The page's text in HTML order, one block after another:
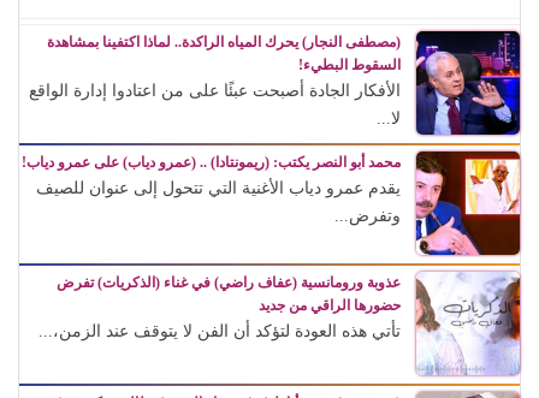
(مصطفى النجار) يحرك المياه الراكدة.. لماذا اكتفينا بمشاهدة
السقوط البطيء!
الأفكار الجادة أصبحت عبئًا على من اعتادوا إدارة الواقع
لا...
محمد أبو النصر يكتب: (ريمونتادا) .. (عمرو دياب) على عمرو دياب!
يقدم عمرو دياب الأغنية التي تتحول إلى عنوان للصيف
وتفرض...
عذوبة ورومانسية (عفاف راضي) في غناء (الذكريات) تفرض
حضورها الراقي من جديد
تأتي هذه العودة لتؤكد أن الفن لا يتوقف عند الزمن،...